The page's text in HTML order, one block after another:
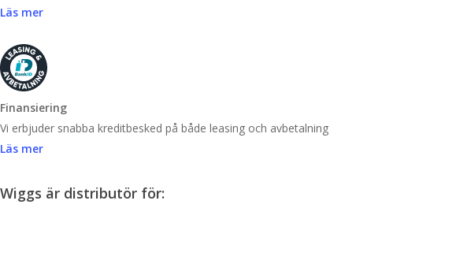
Läs mer
Finansiering
Vi erbjuder snabba kreditbesked på både leasing och avbetalning
Läs mer
Wiggs är distributör för: